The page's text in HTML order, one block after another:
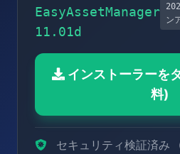
EasyAssetManager
11.01d
ン
インストーラーを
料)
セキュリティ検証済み